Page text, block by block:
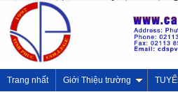
Trang nhất Giới Thiệu trường